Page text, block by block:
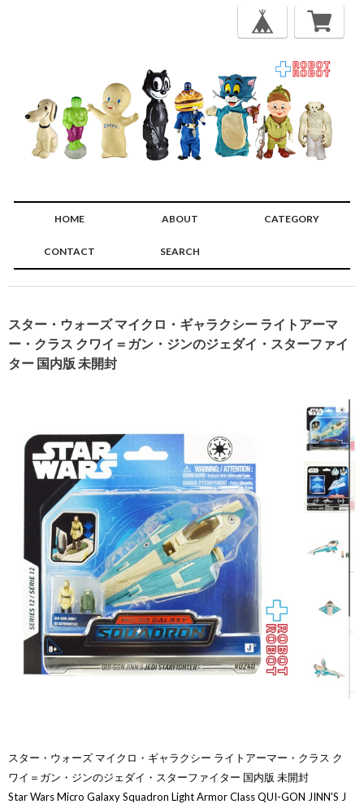
HOME ABOUT CATEGORY
CONTACT SEARCH
スター・ウォーズ マイクロ・ギャラクシー ライトアーマ
ー・クラス クワイ＝ガン・ジンのジェダイ・スターファイ
ター 国内版 未開封
スター・ウォーズ マイクロ・ギャラクシー ライトアーマー・クラス ク
ワイ＝ガン・ジンのジェダイ・スターファイター 国内版 未開封
Star Wars Micro Galaxy Squadron Light Armor Class QUI-GON JINN'S J